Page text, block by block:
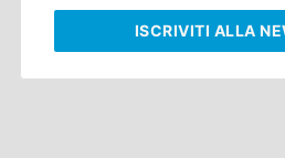
ISCRIVITI ALLA